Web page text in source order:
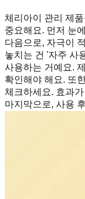
체리아이 관리 제
중요해요. 먼저 눈
다음으로, 자극이
놓치는 건 '자주 사
사용하는 거예요.
확인해야 해요. 또
체크하세요. 효과
마지막으로, 사용